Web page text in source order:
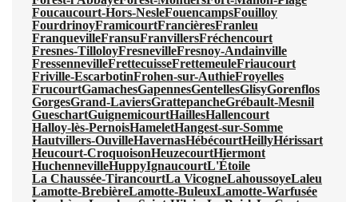
Foucaucourt-Hors-NesleFouencampsFouilloy
FourdrinoyFramicourtFrancièresFranleu
FranquevilleFransuFranvillersFréchencourt
Fresnes-TilloloyFresnevilleFresnoy-Andainville
FressennevilleFrettecuisseFrettemeuleFriaucourt
Friville-EscarbotinFrohen-sur-AuthieFroyelles
FrucourtGamachesGapennesGentellesGlisyGorenflos
GorgesGrand-LaviersGrattepancheGrébault-Mesnil
GueschartGuignemicourtHaillesHallencourt
Halloy-lès-PernoisHameletHangest-sur-Somme
Hautvillers-OuvilleHavernasHébécourtHeillyHérissart
Heucourt-CroquoisonHeuzecourtHiermont
HuchennevilleHuppyIgnaucourtL'Étoile
La Chaussée-TirancourtLa VicogneLahoussoyeLaleu
Lamotte-BrebièreLamotte-BuleuxLamotte-Warfusée